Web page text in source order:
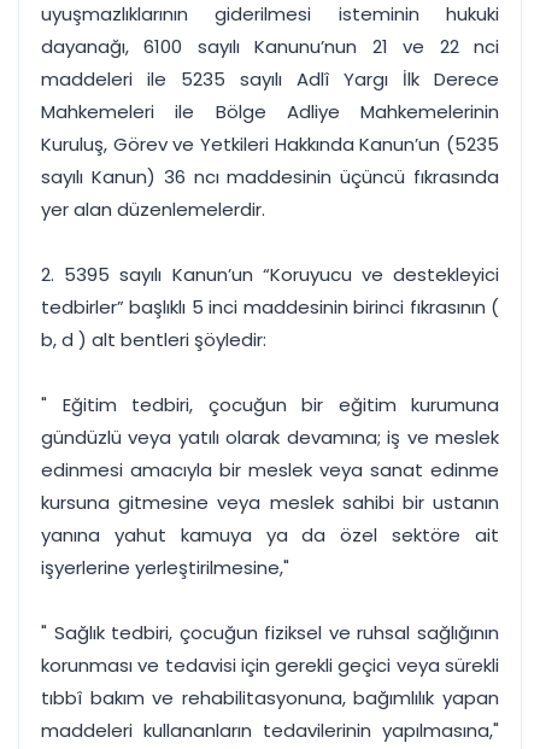
uyuşmazlıklarının giderilmesi isteminin hukuki
dayanağı, 6100 sayılı Kanunu’nun 21 ve 22 nci
maddeleri ile 5235 sayılı Adlî Yargı İlk Derece
Mahkemeleri ile Bölge Adliye Mahkemelerinin
Kuruluş, Görev ve Yetkileri Hakkında Kanun’un (5235
sayılı Kanun) 36 ncı maddesinin üçüncü fıkrasında
yer alan düzenlemelerdir.
2. 5395 sayılı Kanun’un “Koruyucu ve destekleyici
tedbirler” başlıklı 5 inci maddesinin birinci fıkrasının (
b, d ) alt bentleri şöyledir:
" Eğitim tedbiri, çocuğun bir eğitim kurumuna
gündüzlü veya yatılı olarak devamına; iş ve meslek
edinmesi amacıyla bir meslek veya sanat edinme
kursuna gitmesine veya meslek sahibi bir ustanın
yanına yahut kamuya ya da özel sektöre ait
işyerlerine yerleştirilmesine,"
" Sağlık tedbiri, çocuğun fiziksel ve ruhsal sağlığının
korunması ve tedavisi için gerekli geçici veya sürekli
tıbbî bakım ve rehabilitasyonuna, bağımlılık yapan
maddeleri kullananların tedavilerinin yapılmasına,"